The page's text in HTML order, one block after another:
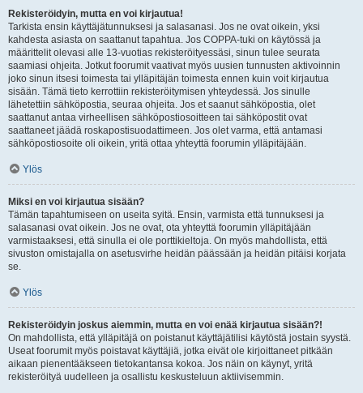
Rekisteröidyin, mutta en voi kirjautua!
Tarkista ensin käyttäjätunnuksesi ja salasanasi. Jos ne ovat oikein, yksi
kahdesta asiasta on saattanut tapahtua. Jos COPPA-tuki on käytössä ja
määrittelit olevasi alle 13-vuotias rekisteröityessäsi, sinun tulee seurata
saamiasi ohjeita. Jotkut foorumit vaativat myös uusien tunnusten aktivoinnin
joko sinun itsesi toimesta tai ylläpitäjän toimesta ennen kuin voit kirjautua
sisään. Tämä tieto kerrottiin rekisteröitymisen yhteydessä. Jos sinulle
lähetettiin sähköpostia, seuraa ohjeita. Jos et saanut sähköpostia, olet
saattanut antaa virheellisen sähköpostiosoitteen tai sähköpostit ovat
saattaneet jäädä roskapostisuodattimeen. Jos olet varma, että antamasi
sähköpostiosoite oli oikein, yritä ottaa yhteyttä foorumin ylläpitäjään.
Ylös
Miksi en voi kirjautua sisään?
Tämän tapahtumiseen on useita syitä. Ensin, varmista että tunnuksesi ja
salasanasi ovat oikein. Jos ne ovat, ota yhteyttä foorumin ylläpitäjään
varmistaaksesi, että sinulla ei ole porttikieltoja. On myös mahdollista, että
sivuston omistajalla on asetusvirhe heidän päässään ja heidän pitäisi korjata
se.
Ylös
Rekisteröidyin joskus aiemmin, mutta en voi enää kirjautua sisään?!
On mahdollista, että ylläpitäjä on poistanut käyttäjätilisi käytöstä jostain syystä.
Useat foorumit myös poistavat käyttäjiä, jotka eivät ole kirjoittaneet pitkään
aikaan pienentääkseen tietokantansa kokoa. Jos näin on käynyt, yritä
rekisteröityä uudelleen ja osallistu keskusteluun aktiivisemmin.